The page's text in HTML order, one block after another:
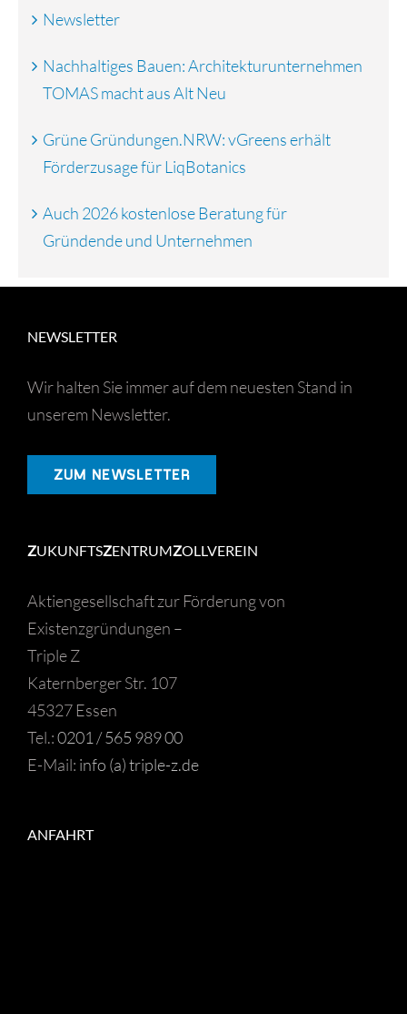
Newsletter
Nachhaltiges Bauen: Architekturunternehmen
TOMAS macht aus Alt Neu
Grüne Gründungen.NRW: vGreens erhält
Förderzusage für LiqBotanics
Auch 2026 kostenlose Beratung für
Gründende und Unternehmen
NEWSLETTER
Wir halten Sie immer auf dem neuesten Stand in
unserem Newsletter.
ZUM NEWSLETTER
ZUKUNFTSZENTRUMZOLLVEREIN
Aktiengesellschaft zur Förderung von
Existenzgründungen –
Triple Z
Katernberger Str. 107
45327 Essen
Tel.:0201 / 565 989 00
E-Mail: info (a) triple-z.de
ANFAHRT